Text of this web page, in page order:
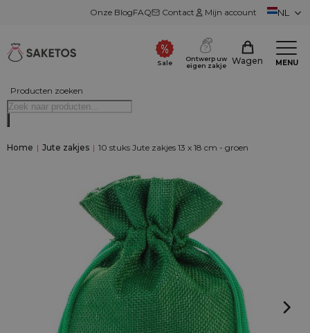
Onze BlogFAQ Contact Mijn account NL
Producten zoeken
Sale
Ontwerp uw
eigen zakje
Wagen MENU
Home | Jute zakjes | 10 stuks Jute zakjes 13 x 18 cm - groen